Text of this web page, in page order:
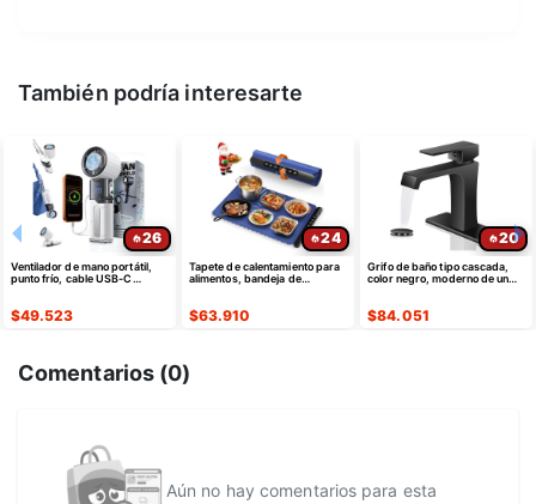
También podría interesarte
26
Ventilador de mano portátil,
punto frío, cable USB-C
$49.523
24
Tapete de calentamiento para
alimentos, bandeja de
$63.910
20
Grifo de baño tipo cascada,
color negro, moderno de un
$84.051
Comentarios (0)
Aún no hay comentarios para esta